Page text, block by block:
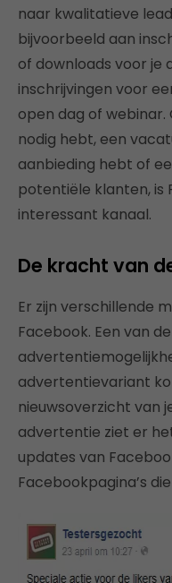
naar kwalitatieve
bijvoorbeeld aan
of downloads voor je
inschrijvingen voor
open dag of webinar.
nodig hebt, een
aanbieding hebt of
potentiële klanten, is
interessant kanaal.
De kracht van
Er zijn verschillende
Facebook. Een van
advertentievariant
nieuwsoverzicht van
advertentie ziet er
updates van
Facebookpagina’s